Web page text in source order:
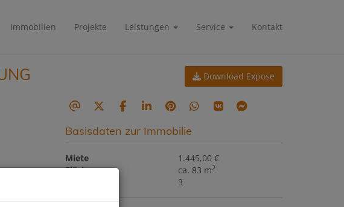
Immobilien Projekte Leistungen Service Kontakt
Download Expose
Basisdaten zur Immobilie
Miete
1.445,00 €
Fläche
ca. 83 m2
3